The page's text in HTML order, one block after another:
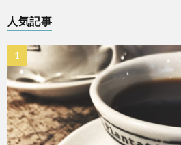
人気記事